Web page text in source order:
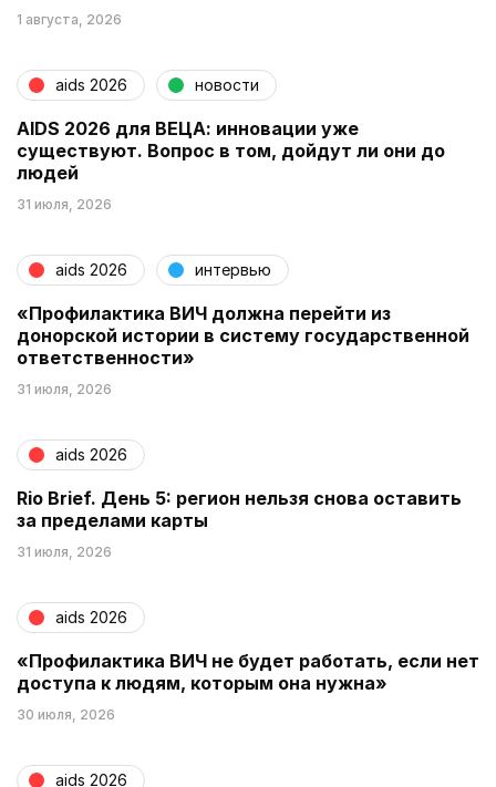
1 августа, 2026
aids 2026 новости
AIDS 2026 для ВЕЦА: инновации уже
существуют. Вопрос в том, дойдут ли они до
людей
31 июля, 2026
aids 2026 интервью
«Профилактика ВИЧ должна перейти из
донорской истории в систему государственной
ответственности»
31 июля, 2026
aids 2026
Rio Brief. День 5: регион нельзя снова оставить
за пределами карты
31 июля, 2026
aids 2026
«Профилактика ВИЧ не будет работать, если нет
доступа к людям, которым она нужна»
30 июля, 2026
aids 2026